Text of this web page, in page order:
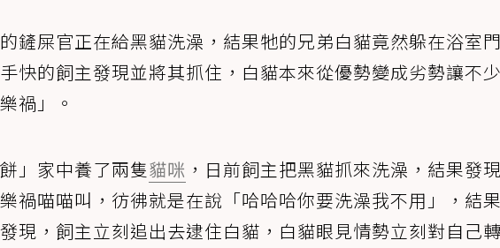
鏟屎官正在給黑貓洗澡，結果牠的兄弟白貓竟然躲在浴室
快的飼主發現並將其抓住，白貓本來從優勢變成劣勢讓不
禍」。
」家中養了兩隻貓咪 ，日前飼主把黑貓抓來洗澡，結果發
禍喵喵叫，彷彿就是在說「哈哈哈你要洗澡我不用」，結
現，飼主立刻追出去逮住白貓，白貓眼見情勢立刻對自己